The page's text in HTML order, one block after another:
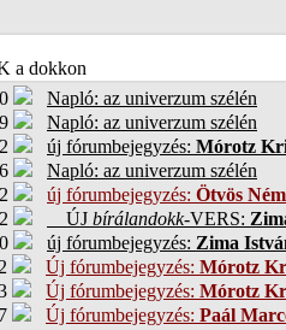
a dokkon
Napló: az univerzum szélén
Napló: az univerzum szélén
új fórumbejegyzés: Mórotz
Napló: az univerzum szélén
új fórumbejegyzés: Ötvös
ÚJ bírálandokk-VERS:
új fórumbejegyzés: Zima
Új fórumbejegyzés: Mórotz
Új fórumbejegyzés: Mórotz
Új fórumbejegyzés: Paál